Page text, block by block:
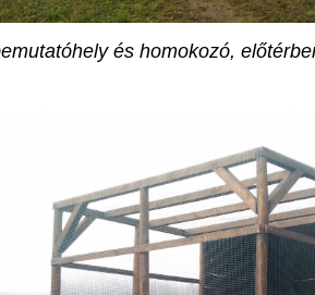
és homokozó,